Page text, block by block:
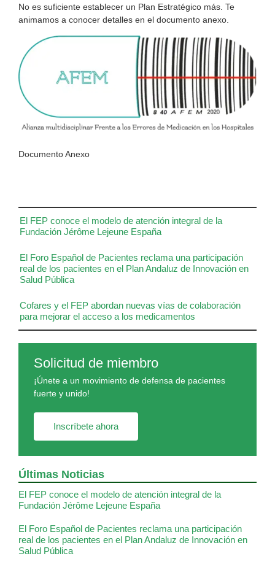
El FEP conoce el modelo de atención integral de la
Fundación Jérôme Lejeune España
El Foro Español de Pacientes reclama una participación
real de los pacientes en el Plan Andaluz de Innovación en
Salud Pública
Cofares y el FEP abordan nuevas vías de colaboración
para mejorar el acceso a los medicamentos
Solicitud de miembro
¡Únete a un movimiento de defensa de pacientes
fuerte y unido!
Inscríbete ahora
Últimas Noticias
El FEP conoce el modelo de atención integral de la
Fundación Jérôme Lejeune España
El Foro Español de Pacientes reclama una participación
real de los pacientes en el Plan Andaluz de Innovación en
Salud Pública
No es suficiente establecer un Plan Estratégico más. Te
animamos a conocer detalles en el documento anexo.
Documento Anexo